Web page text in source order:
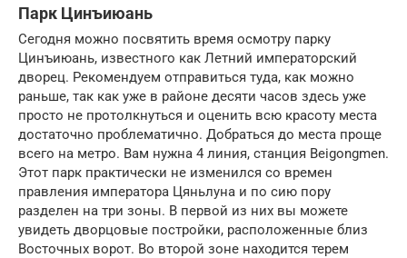
Парк Цинъиюань
Сегодня можно посвятить время осмотру парку
Цинъиюань, известного как Летний императорский
дворец. Рекомендуем отправиться туда, как можно
раньше, так как уже в районе десяти часов здесь уже
просто не протолкнуться и оценить всю красоту места
достаточно проблематично. Добраться до места проще
всего на метро. Вам нужна 4 линия, станция Beigongmen.
Этот парк практически не изменился со времен
правления императора Цяньлуна и по сию пору
разделен на три зоны. В первой из них вы можете
увидеть дворцовые постройки, расположенные близ
Восточных ворот. Во второй зоне находится терем